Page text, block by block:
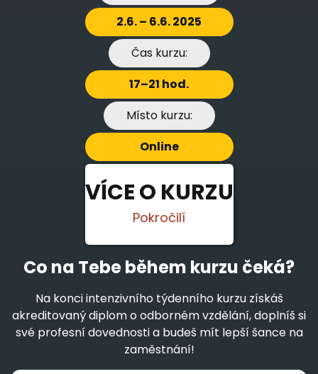
2.6. – 6.6. 2025
Čas kurzu:
17–21 hod.
Místo kurzu:
Online
VÍCE O KURZU
Pokročilí
Co na Tebe během kurzu čeká?
Na konci intenzivního týdenního kurzu získáš
akreditovaný diplom o odborném vzdělání, doplníš si
své profesní dovednosti a budeš mít lepší šance na
zaměstnání!